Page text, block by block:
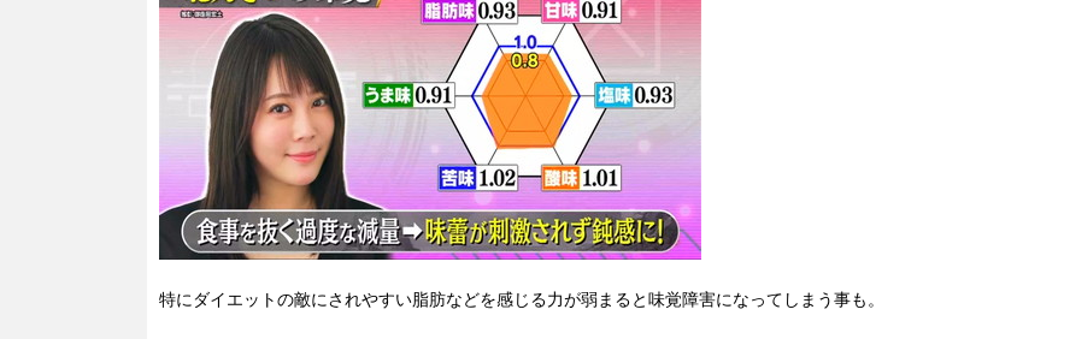
特にダイエットの敵にされやすい脂肪などを感じる力が弱まると味覚障害になってしまう事も。